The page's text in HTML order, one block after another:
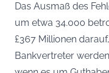
Das Ausmaß des
um etwa 34.000
£367 Millionen
Bankvertreter